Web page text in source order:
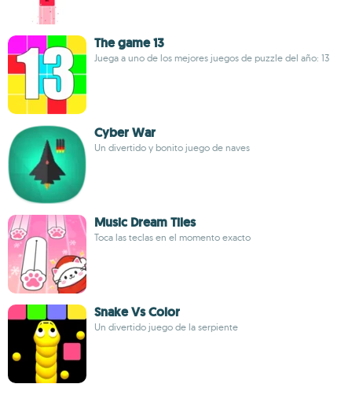
The game 13
Juega a uno de los mejores juegos de puzzle del año: 13
Cyber War
Un divertido y bonito juego de naves
Music Dream Tiles
Toca las teclas en el momento exacto
Snake Vs Color
Un divertido juego de la serpiente